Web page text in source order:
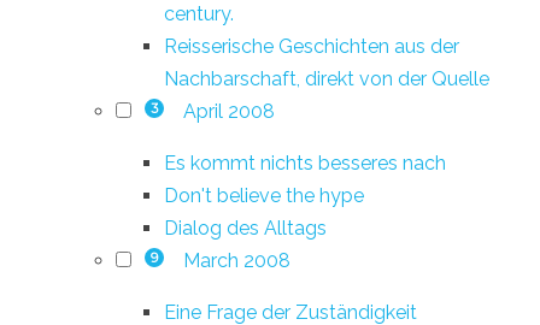
century.
Reisserische Geschichten aus der
Nachbarschaft, direkt von der Quelle
3 April 2008
Es kommt nichts besseres nach
Don't believe the hype
Dialog des Alltags
9 March 2008
Eine Frage der Zuständigkeit